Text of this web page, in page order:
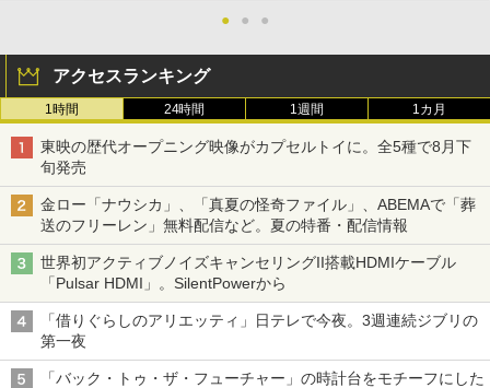
● ● ●
アクセスランキング
1時間 24時間 1週間 1カ月
東映の歴代オープニング映像がカプセルトイに。全5種で8月下
旬発売
金ロー「ナウシカ」、「真夏の怪奇ファイル」、ABEMAで「葬
送のフリーレン」無料配信など。夏の特番・配信情報
世界初アクティブノイズキャンセリングII搭載HDMIケーブル
「Pulsar HDMI」。SilentPowerから
「借りぐらしのアリエッティ」日テレで今夜。3週連続ジブリの
第一夜
「バック・トゥ・ザ・フューチャー」の時計台をモチーフにした